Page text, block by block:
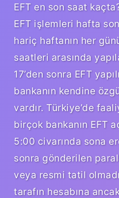
EFT en son saat
EFT işlemleri hafta
hariç haftanın her
saatleri arasında
17’den sonra EFT
bankanın kendine
vardır. Türkiye’de
birçok bankanın EFT
5:00 civarında sona
sonra gönderilen
veya resmi tatil
tarafın hesabına